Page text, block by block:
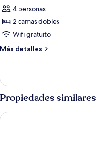
fotos
de
Suite
junior
4 personas
2 camas dobles
Wifi gratuito
Más detalles
Más
junior
Propiedades similares
The Hide City